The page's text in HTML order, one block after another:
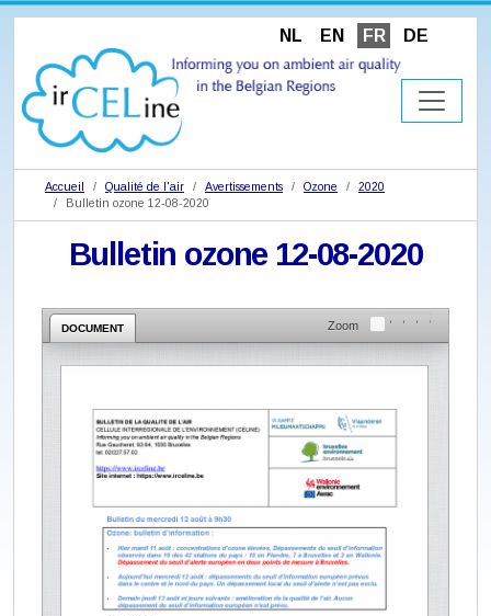
NL EN FR DE
Accueil Qualité de l'air Avertissements Ozone
2020
Bulletin ozone 12-08-2020
Bulletin ozone 12-08-2020
DOCUMENT Zoom